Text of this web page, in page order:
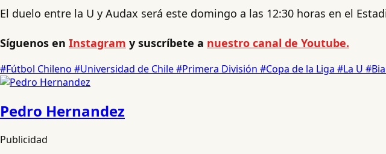
El duelo entre la U y Audax será este domingo a las 12:30 horas en el
Síguenos en Instagram y suscríbete a nuestro canal de Youtube.
#Fútbol Chileno #Universidad de Chile#Primera División #Copa de la Liga #La U
Pedro Hernandez
Publicidad